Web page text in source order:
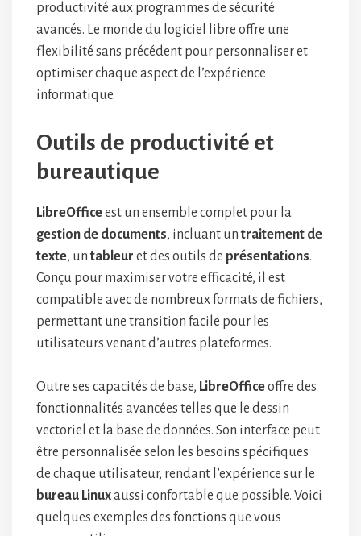
productivité aux programmes de sécurité
avancés. Le monde du logiciel libre offre une
flexibilité sans précédent pour personnaliser et
optimiser chaque aspect de l’expérience
informatique.
Outils de productivité et
bureautique
LibreOfficeest un ensemble complet pour la
gestion de documents, incluant un traitement de
texte, un tableur et des outils de présentations.
Conçu pour maximiser votre efficacité, il est
compatible avec de nombreux formats de fichiers,
permettant une transition facile pour les
utilisateurs venant d’autres plateformes.
Outre ses capacités de base, LibreOfficeoffre des
fonctionnalités avancées telles que le dessin
vectoriel et la base de données. Son interface peut
être personnalisée selon les besoins spécifiques
de chaque utilisateur, rendant l’expérience sur le
bureau Linuxaussi confortable que possible. Voici
quelques exemples des fonctions que vous